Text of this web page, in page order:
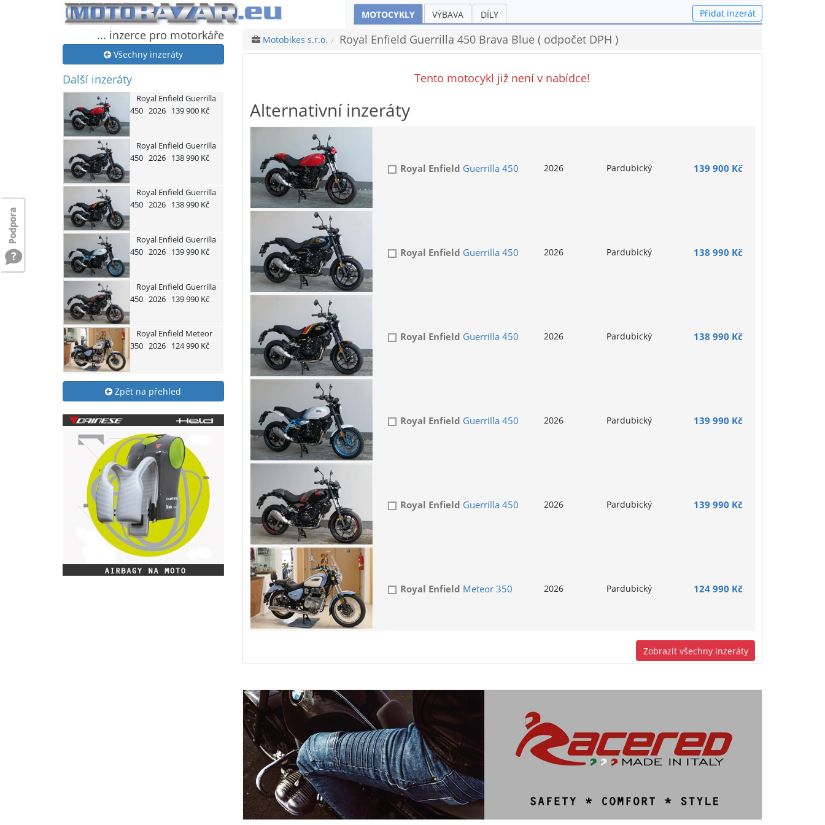
MOTOCYKLY VÝBAVA DÍLY Přidat inzerát
... inzerce pro motorkáře
Všechny inzeráty
Další inzeráty
Royal Enfield Guerrilla
450 2026 139 900 Kč
Royal Enfield Guerrilla
450 2026 138 990 Kč
Royal Enfield Guerrilla
450 2026 138 990 Kč
Royal Enfield Guerrilla
450 2026 139 990 Kč
Royal Enfield Guerrilla
450 2026 139 990 Kč
Royal Enfield Meteor
350 2026 124 990 Kč
Zpět na přehled
Motobikes s.r.o. Royal Enfield Guerrilla 450 Brava Blue ( odpočet DPH )
Tento motocykl již není v nabídce!
Alternativní inzeráty
Royal Enfield Guerrilla 450 2026 Pardubický 139 900 Kč
Royal Enfield Guerrilla 450 2026 Pardubický 138 990 Kč
Royal Enfield Guerrilla 450 2026 Pardubický 138 990 Kč
Royal Enfield Guerrilla 450 2026 Pardubický 139 990 Kč
Royal Enfield Guerrilla 450 2026 Pardubický 139 990 Kč
Royal Enfield Meteor 350 2026 Pardubický 124 990 Kč
Zobrazit všechny inzeráty